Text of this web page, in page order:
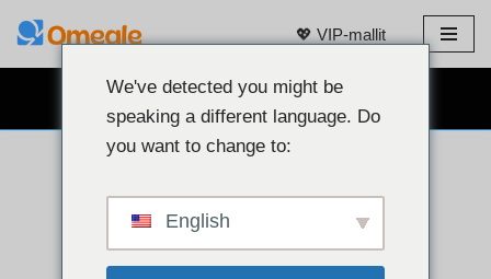
💖 VIP-mallit
ILMAINEN VERKKOKAMERACHAT 👉
We've detected you might be
speaking a different language. Do
you want to change to:
English